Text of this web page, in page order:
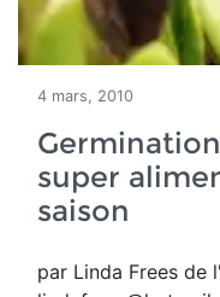
4 mars, 2010
super
saison
par Linda Frees